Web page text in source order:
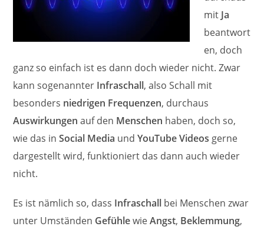
mit Ja
beantwort
en, doch
ganz so einfach ist es dann doch wieder nicht. Zwar
kann sogenannter Infraschall, also Schall mit
besonders niedrigen Frequenzen, durchaus
Auswirkungen auf den Menschen haben, doch so,
wie das inSocial Media undYouTube Videos gerne
dargestellt wird, funktioniert das dann auch wieder
nicht.
Es ist nämlich so, dass Infraschall bei Menschen zwar
unter Umständen GefühlewieAngst, Beklemmung,